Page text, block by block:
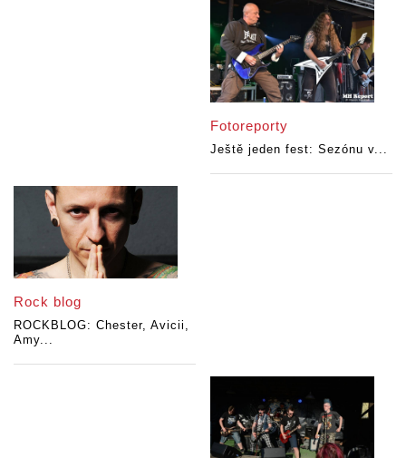
Fotoreporty
Ještě jeden fest: Sezónu v...
Rock blog
ROCKBLOG: Chester, Avicii,
Amy...